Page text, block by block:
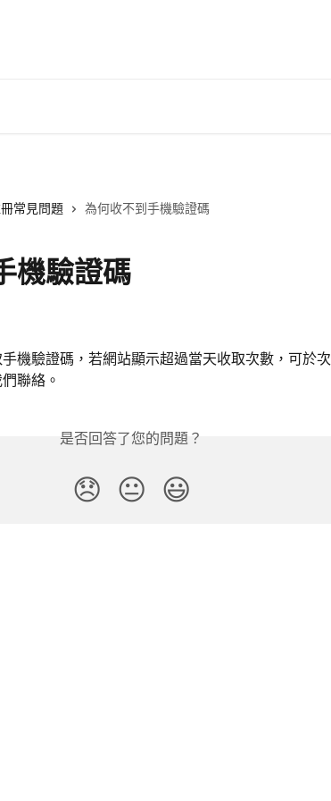
常見問題 為何收不到手機驗證碼
機驗證碼
機驗證碼，若網站顯示超過當天收取次數，可於
聯絡。
是否回答了您的問題？
😞 😐 😃